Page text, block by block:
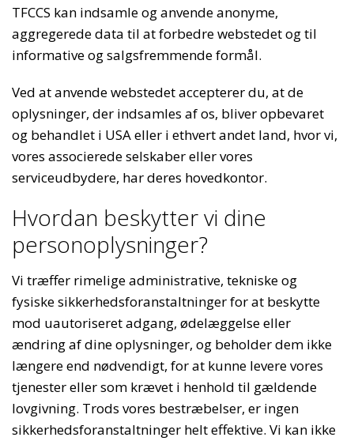
TFCCS kan indsamle og anvende anonyme,
aggregerede data til at forbedre webstedet og til
informative og salgsfremmende formål.
Ved at anvende webstedet accepterer du, at de
oplysninger, der indsamles af os, bliver opbevaret
og behandlet i USA eller i ethvert andet land, hvor vi,
vores associerede selskaber eller vores
serviceudbydere, har deres hovedkontor.
Hvordan beskytter vi dine
personoplysninger?
Vi træffer rimelige administrative, tekniske og
fysiske sikkerhedsforanstaltninger for at beskytte
mod uautoriseret adgang, ødelæggelse eller
ændring af dine oplysninger, og beholder dem ikke
længere end nødvendigt, for at kunne levere vores
tjenester eller som krævet i henhold til gældende
lovgivning. Trods vores bestræbelser, er ingen
sikkerhedsforanstaltninger helt effektive. Vi kan ikke